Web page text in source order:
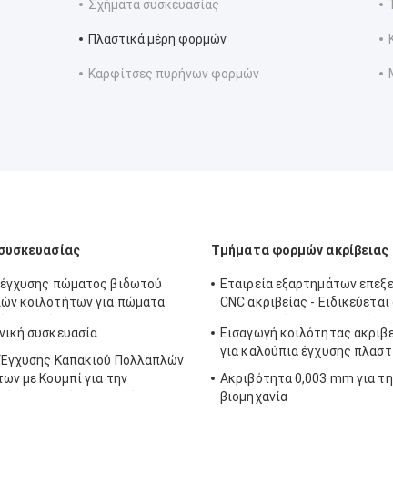
Σχήματα συσκευασίας
Πλαστικά μέρη φορμών
Καρφίτσες πυρήνων φορμών
πώματος βιδωτού
κοιλοτήτων για πώματα
συσκευασία
Καπακιού Πολλαπλών
με Κουμπί για την
Τμήματα φορμών ακρίβειας
Εταιρεία εξαρτημάτων
CNC ακριβείας -
στροφής CNC
Εισαγωγή κοιλότητας
για καλούπια έγχυσης
Ακριβότητα 0,003 mm για
βιομηχανία